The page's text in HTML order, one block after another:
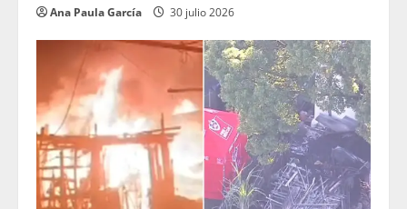
Ana Paula García 30 julio 2026